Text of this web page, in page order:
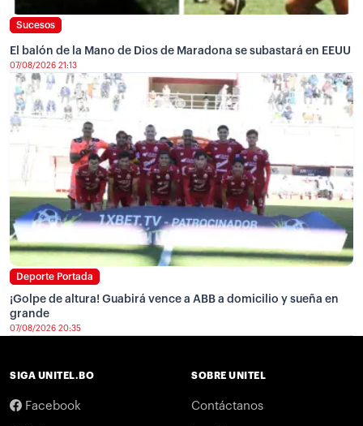
Sucesos
El balón de la Mano de Dios de Maradona se subastará en EEUU
07/08/2026 21:13
Deporte Portada
¡Golpe de altura! Guabirá vence a ABB a domicilio y sueña en
grande
07/08/2026 20:35
SIGA UNITEL.BO
Facebook
SOBRE UNITEL
Contáctanos